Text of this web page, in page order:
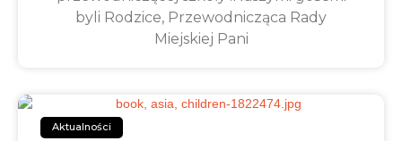
byli Rodzice, Przewodnicząca Rady
Miejskiej Pani
Aktualności